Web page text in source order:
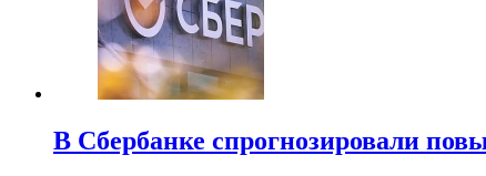
В Сбербанке спрогнозировали